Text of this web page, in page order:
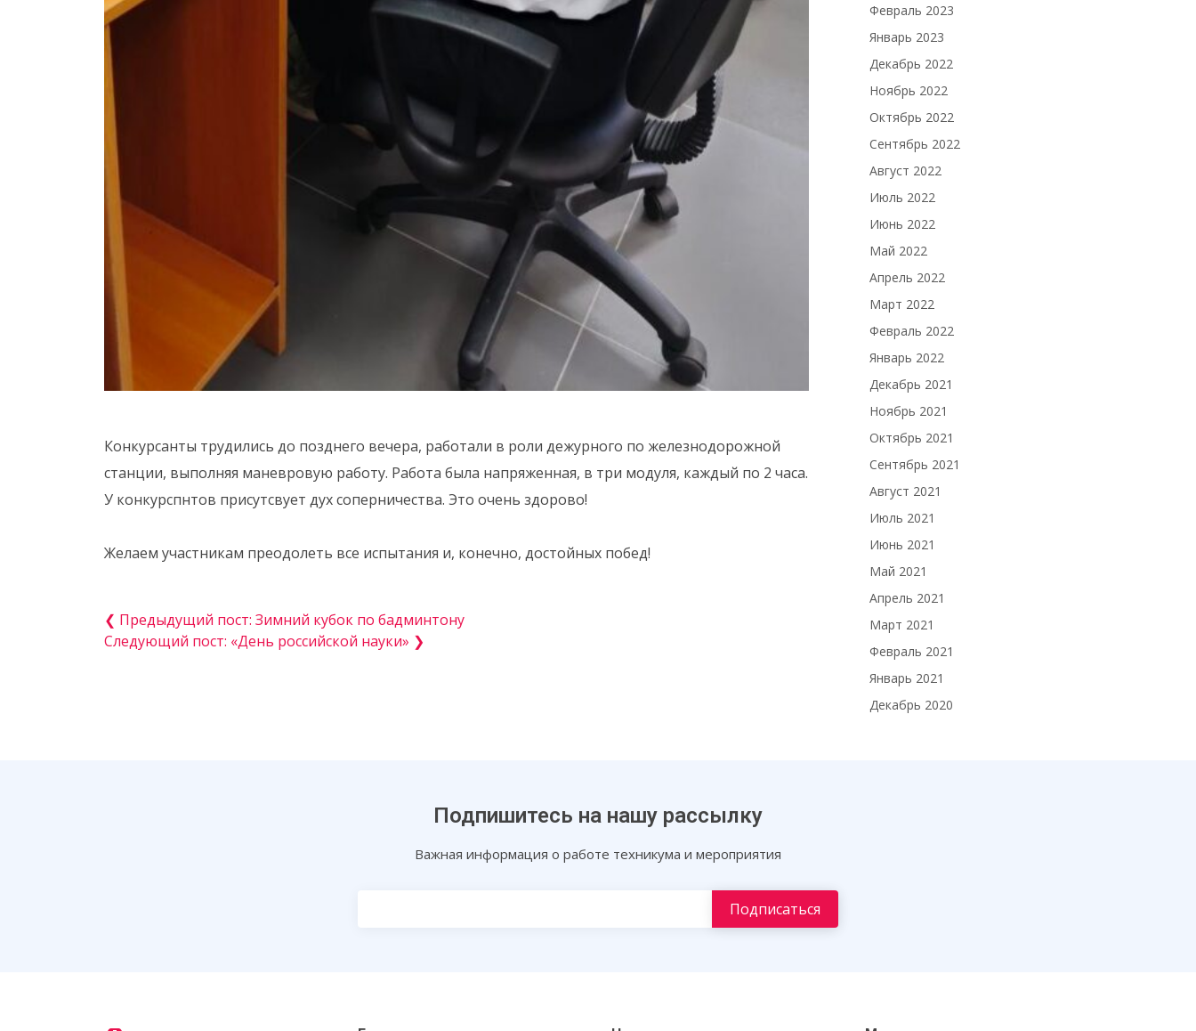
Конкурсанты трудились до позднего вечера, работали в роли дежурного по железнодорожной
станции, выполняя маневровую работу. Работа была напряженная, в три модуля, каждый по 2 часа.
У конкурспнтов присутсвует дух соперничества. Это очень здорово!
Желаем участникам преодолеть все испытания и, конечно, достойных побед!
❮ Предыдущий пост: Зимний кубок по бадминтону
Следующий пост: «День российской науки» ❯
Февраль 2023
Январь 2023
Декабрь 2022
Ноябрь 2022
Октябрь 2022
Сентябрь 2022
Август 2022
Июль 2022
Июнь 2022
Май 2022
Апрель 2022
Март 2022
Февраль 2022
Январь 2022
Декабрь 2021
Ноябрь 2021
Октябрь 2021
Сентябрь 2021
Август 2021
Июль 2021
Июнь 2021
Май 2021
Апрель 2021
Март 2021
Февраль 2021
Январь 2021
Декабрь 2020
Подпишитесь на нашу рассылку
Важная информация о работе техникума и мероприятия